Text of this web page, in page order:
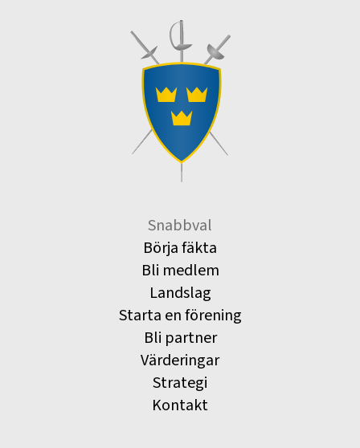
Snabbval
Börja fäkta
Bli medlem
Landslag
Starta en förening
Bli partner
Värderingar
Strategi
Kontakt